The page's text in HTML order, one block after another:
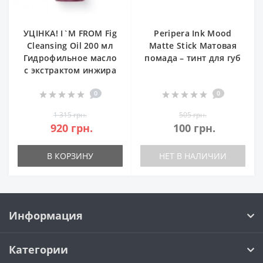
УЦІНКА! I`M FROM Fig
Cleansing Oil 200 мл
Гидрофильное масло
с экстрактом инжира
0
1 315 грн.
920 грн.
В КОРЗИНУ
Peripera Ink Mood
Matte Stick Матовая
помада – тинт для губ
0
505 грн.
100 грн.
НЕТ В НАЛИЧИИ
Информация
Категории